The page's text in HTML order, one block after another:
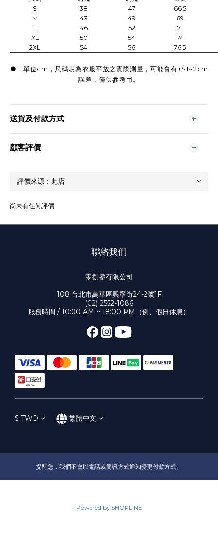
S
38 47
66.5
M
43 49
69
L
46 52
71
XL
50 54
74
2XL
54 56 76.5
● 單位cm，尺碼表為衣服平放之實際測量，可能會有+/-1~2cm
誤差，僅供參考用。
送貨及付款方式
顧客評價
尚未有任何評價
聯絡我們
零捌參有限公司
108 台北市萬華區興寧街24-2號1F
(02) 2552-1086
服務時間 / 10:00 AM ~ 18:00 PM（例、假日休息）
$ TWD 繁體中文
提醒您，我們不會以電話或簡訊方式通知變更付款方式。
Powered by SHOPLINE